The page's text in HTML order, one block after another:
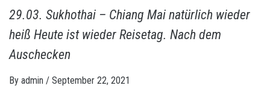
29.03. Sukhothai – Chiang Mai natürlich wieder
heiß Heute ist wieder Reisetag. Nach dem
Auschecken
By admin / September 22, 2021